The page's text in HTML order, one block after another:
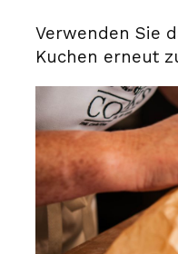
Verwenden Sie
Kuchen erneut